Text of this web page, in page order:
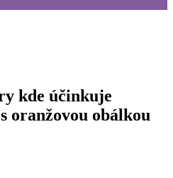
kde účinkuje
oranžovou obálkou